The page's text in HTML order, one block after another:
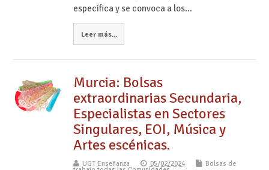
específica y se convoca a los…
Leer más...
Murcia: Bolsas
extraordinarias Secundaria,
Especialistas en Sectores
Singulares, EOI, Música y
Artes escénicas.
UGT Enseñanza 05/02/2024 Bolsas de